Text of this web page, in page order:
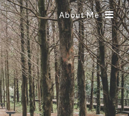
About Me